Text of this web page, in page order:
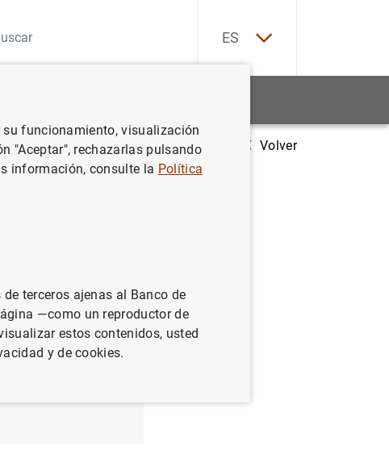
ES
Hogares y sociedades no financieras de la zona del euro: cuarto
Volver
funcionamiento, visualización
"Aceptar", rechazarlas pulsando
información, consulte la Política
terceros ajenas al Banco de
—como un reproductor de
estos contenidos, usted
y de cookies.